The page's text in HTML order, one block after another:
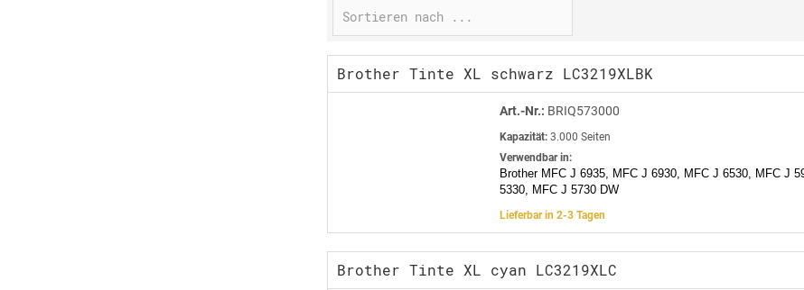
Brother Tinte XL schwarz LC3219XLBK
Art.-Nr.: BRIQ573000
Kapazität: 3.000 Seiten
Verwendbar in:
Brother MFC J 6935, MFC J 6930, MFC J 6530, MFC J
5330, MFC J 5730 DW
Lieferbar in 2-3 Tagen
Brother Tinte XL cyan LC3219XLC